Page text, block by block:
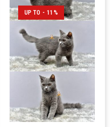
UP TO - 11%